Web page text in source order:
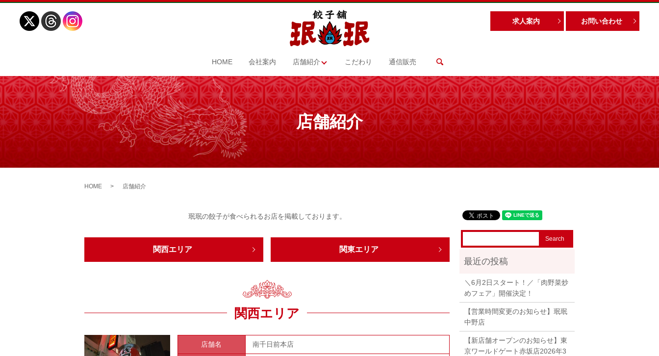
求人案内 お問い合わせ
HOME 会社案内 店舗紹介 こだわり 通信販売
店舗紹介
HOME 店舗紹介
珉珉の餃子が食べられるお店を掲載しております。
関西エリア 関東エリア
関西エリア
店舗名 南千日前本店
＼6月2日スタート！／「肉野菜炒
めフェア」開催決定！
【営業時間変更のお知らせ】珉珉
中野店
【新店舗オープンのお知らせ】東
京ワールドゲート赤坂店2026年3